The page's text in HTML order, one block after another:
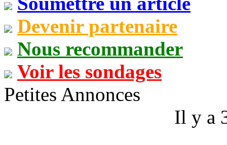
Devenir partenaire
Nous recommander
Voir les sondages
Petites Annonces
Il y a